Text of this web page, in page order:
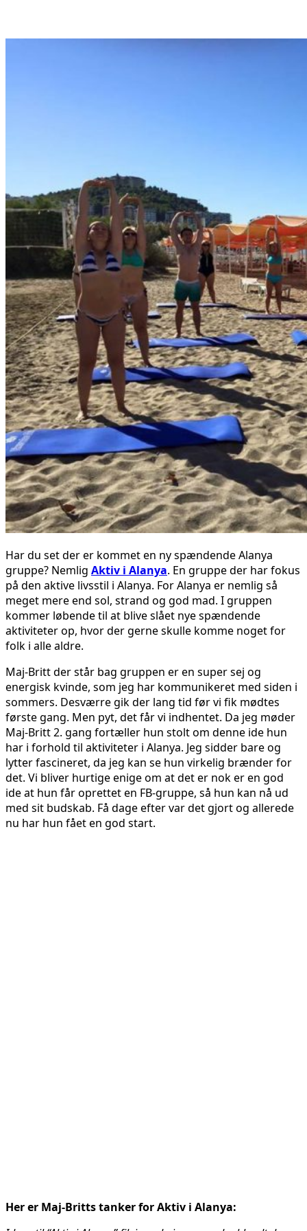
Har du set der er kommet en ny spændende Alanya
gruppe? Nemlig Aktiv i Alanya. En gruppe der har fokus
på den aktive livsstil i Alanya. For Alanya er nemlig så
meget mere end sol, strand og god mad. I gruppen
kommer løbende til at blive slået nye spændende
aktiviteter op, hvor der gerne skulle komme noget for
folk i alle aldre.
Maj-Britt der står bag gruppen er en super sej og
energisk kvinde, som jeg har kommunikeret med siden i
sommers. Desværre gik der lang tid før vi fik mødtes
første gang. Men pyt, det får vi indhentet. Da jeg møder
Maj-Britt 2. gang fortæller hun stolt om denne ide hun
har i forhold til aktiviteter i Alanya. Jeg sidder bare og
lytter fascineret, da jeg kan se hun virkelig brænder for
det. Vi bliver hurtige enige om at det er nok er en god
ide at hun får oprettet en FB-gruppe, så hun kan nå ud
med sit budskab. Få dage efter var det gjort og allerede
nu har hun fået en god start.
Her er Maj-Britts tanker for Aktiv i Alanya: